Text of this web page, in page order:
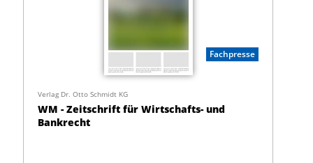
Fachpresse
Verlag Dr. Otto Schmidt KG
WM - Zeitschrift für Wirtschafts- und
Bankrecht